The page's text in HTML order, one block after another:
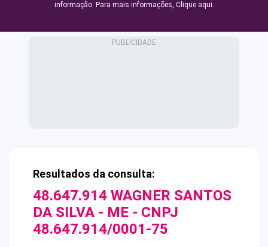
informação. Para mais informações, Clique aqui.
Resultados da consulta:
48.647.914 WAGNER SANTOS
DA SILVA - ME - CNPJ
48.647.914/0001-75